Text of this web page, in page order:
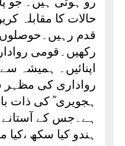
حالات کا مقابلہ
قدم رہیں۔حوصلوں
رکھیں۔قومی
اپنائیں۔ ہمیشہ
رواداری کی
ہجویری ؒ کی ذات
ہے۔جس کے آستانے
ہندو کیا سکھ ،کیا